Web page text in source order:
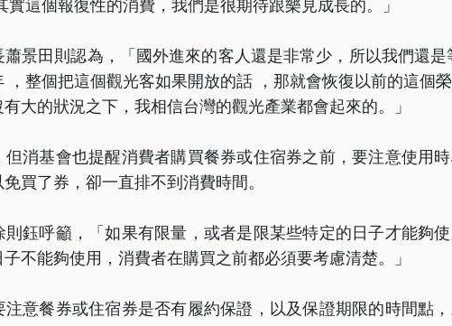
實這個報復性的消費，我們是很期待跟樂見成長的。」
蕭景田則認為，「國外進來的客人還是非常少，所以我們還是
，整個把這個觀光客如果開放的話 ，那就會恢復以前的這個
大的狀況之下，我相信台灣的觀光產業都會起來的。」
但消基會也提醒消費者購買餐券或住宿券之前，要注意使用
買了券，卻一直排不到消費時間。
則鈺呼籲，「如果有限量，或者是限某些特定的日子才能夠
不能夠使用，消費者在購買之前都必須要考慮清楚。」
注意餐券或住宿券是否有履約保證，以及保證期限的時間點